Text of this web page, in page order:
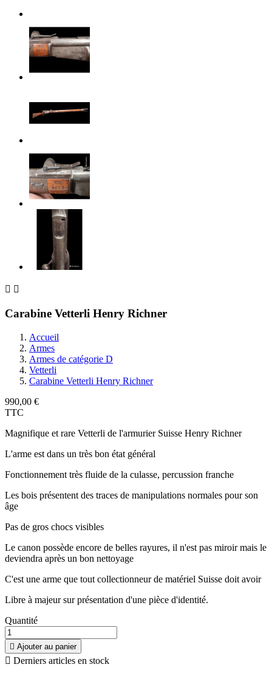
 
Carabine Vetterli Henry Richner
Accueil
Armes
Armes de catégorie D
Vetterli
Carabine Vetterli Henry Richner
990,00 €
TTC
Magnifique et rare Vetterli de l'armurier Suisse Henry Richner
L'arme est dans un très bon état général
Fonctionnement très fluide de la culasse, percussion franche
Les bois présentent des traces de manipulations normales pour son
âge
Pas de gros chocs visibles
Le canon possède encore de belles rayures, il n'est pas miroir mais le
deviendra après un bon nettoyage
C'est une arme que tout collectionneur de matériel Suisse doit avoir
Libre à majeur sur présentation d'une pièce d'identité.
Quantité
 Ajouter au panier
 Derniers articles en stock